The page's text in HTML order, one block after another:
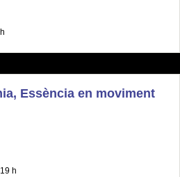
Essència en moviment
h